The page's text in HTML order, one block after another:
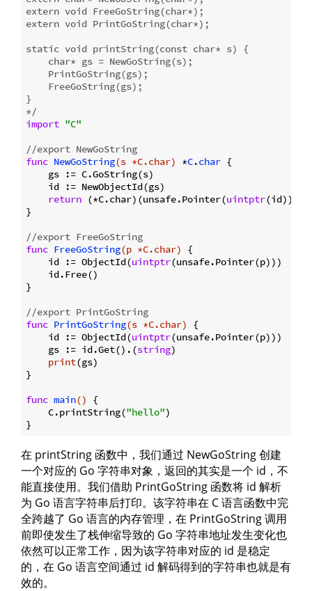
extern void FreeGoString(char*);
extern void PrintGoString(char*);
static void printString(const char* s) {
    char* gs = NewGoString(s);
    PrintGoString(gs);
    FreeGoString(gs);
}
*/
import "C"
//export NewGoString
func NewGoString(s *C.char) *C.char {
    gs := C.GoString(s)
    id := NewObjectId(gs)
return (*C.char)(unsafe.Pointer(uintptr(id)))
}
//export FreeGoString
func FreeGoString(p *C.char)
{
    id := ObjectId(
uintptr(unsafe.Pointer(p)))
    id.Free()
}
//export PrintGoString
func PrintGoString(s *C.char)
{
    id := ObjectId(
uintptr(unsafe.Pointer(p)))
    gs := id.Get().(
string)
print(gs)
}
func main()
{
    C.printString(
"hello")
在 printString 函数中，我们通过 NewGoString 创建
一个对应的 Go 字符串对象，返回的其实是一个 id，不
能直接使用。我们借助 PrintGoString 函数将 id 解析
为 Go 语言字符串后打印。该字符串在 C 语言函数中完
全跨越了 Go 语言的内存管理，在 PrintGoString 调用
前即使发生了栈伸缩导致的 Go 字符串地址发生变化也
依然可以正常工作，因为该字符串对应的 id 是稳定
的，在 Go 语言空间通过 id 解码得到的字符串也就是有
效的。